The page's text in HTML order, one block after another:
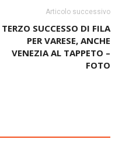
Articolo successivo
TERZO SUCCESSO DI FILA
PER VARESE, ANCHE
VENEZIA AL TAPPETO –
FOTO